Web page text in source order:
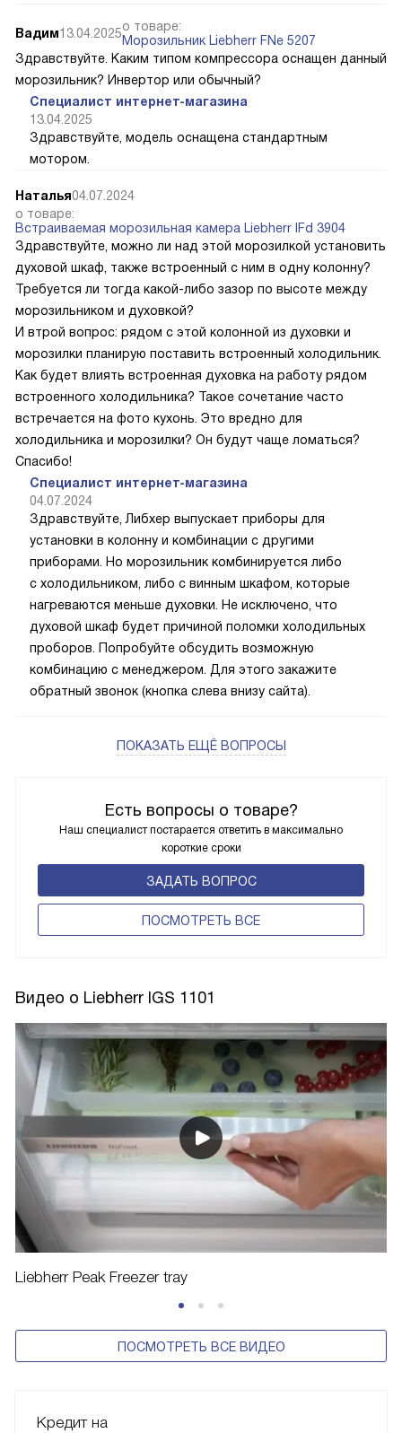
Есть вопросы о товаре?
Наш специалист постарается ответить в максимально
короткие сроки
ЗАДАТЬ ВОПРОС
ПОCМОТРЕТЬ ВСЕ
Вадим13.04.2025о товаре:
Морозильник Liebherr FNe 5207
Здравствуйте. Каким типом компрессора оснащен данный
морозильник? Инвертор или обычный?
Специалист интернет-магазина
13.04.2025
Здравствуйте, модель оснащена стандартным
мотором.
Наталья04.07.2024
о товаре:
Встраиваемая морозильная камера Liebherr IFd 3904
Здравствуйте, можно ли над этой морозилкой установить
духовой шкаф, также встроенный с ним в одну колонну?
Требуется ли тогда какой-либо зазор по высоте между
морозильником и духовкой?
И втрой вопрос: рядом с этой колонной из духовки и
морозилки планирую поставить встроенный холодильник.
Как будет влиять встроенная духовка на работу рядом
встроенного холодильника? Такое сочетание часто
встречается на фото кухонь. Это вредно для
холодильника и морозилки? Он будут чаще ломаться?
Спасибо!
Специалист интернет-магазина
04.07.2024
Здравствуйте, Либхер выпускает приборы для
установки в колонну и комбинации с другими
приборами. Но морозильник комбинируется либо
с холодильником, либо с винным шкафом, которые
нагреваются меньше духовки. Не исключено, что
духовой шкаф будет причиной поломки холодильных
проборов. Попробуйте обсудить возможную
комбинацию с менеджером. Для этого закажите
обратный звонок (кнопка слева внизу сайта).
ПОКАЗАТЬ ЕЩЁ ВОПРОСЫ
Видео о Liebherr IGS 1101
Liebherr Peak Freezer tray
ПОСМОТРЕТЬ ВСЕ ВИДЕО
Кредит на